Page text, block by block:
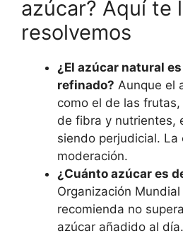
azúcar? Aquí te
resolvemos
¿El azúcar natural
refinado? Aunque el
como el de las
de fibra y nutrientes,
siendo perjudicial. La
moderación.
¿Cuánto azúcar es
Organización
recomienda no
azúcar añadido al